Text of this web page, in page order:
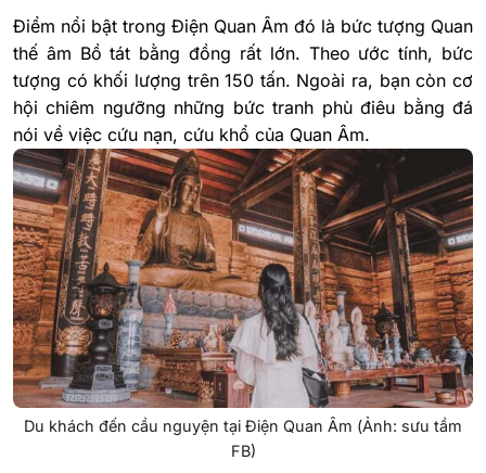
Điểm nổi bật trong Điện Quan Âm đó là bức tượng Quan
thế âm Bồ tát bằng đồng rất lớn. Theo ước tính, bức
tượng có khối lượng trên 150 tấn. Ngoài ra, bạn còn cơ
hội chiêm ngưỡng những bức tranh phù điêu bằng đá
nói về việc cứu nạn, cứu khổ của Quan Âm.
Du khách đến cầu nguyện tại Điện Quan Âm (Ảnh: sưu tầm
FB)